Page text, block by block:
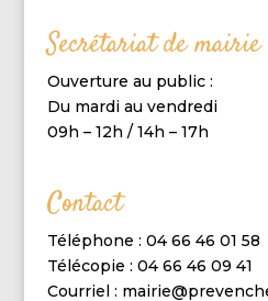
Secrétariat de mairie
Ouverture au public :
Du mardi
09h – 12h / 14h – 17h
Contact
Téléphone : 04 66 46 01 58
Télécopie : 04 66 46 09 41
Courriel :